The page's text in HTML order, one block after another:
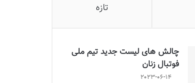
تازه
چالش هاى ليست جدید تيم ملى
فوتبال زنان
2023-06-14